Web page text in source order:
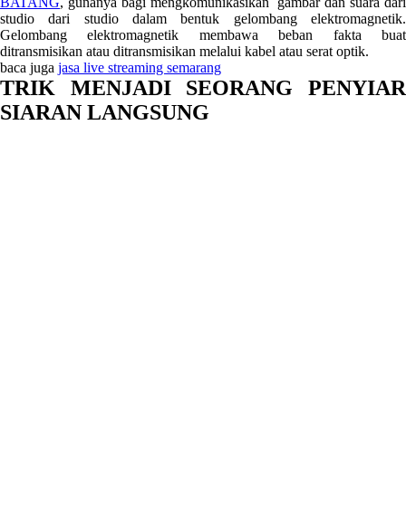
studio dari studio dalam bentuk gelombang elektromagnetik.
Gelombang elektromagnetik membawa beban fakta buat
ditransmisikan atau ditransmisikan melalui kabel atau serat optik.
baca juga jasa live streaming semarang
TRIK MENJADI SEORANG PENYIAR
SIARAN LANGSUNG